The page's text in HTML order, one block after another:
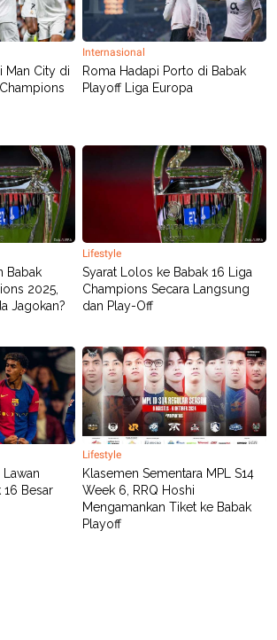
Man City di
Internasional
Roma Hadapi Porto di Babak
Playoff Liga Europa
Babak
2025,
Jagokan?
Lifestyle
Syarat Lolos ke Babak 16 Liga
Champions Secara Langsung
dan Play-Off
Lawan
16 Besar
Lifestyle
Klasemen Sementara MPL S14
Week 6, RRQ Hoshi
Mengamankan Tiket ke Babak
Playoff